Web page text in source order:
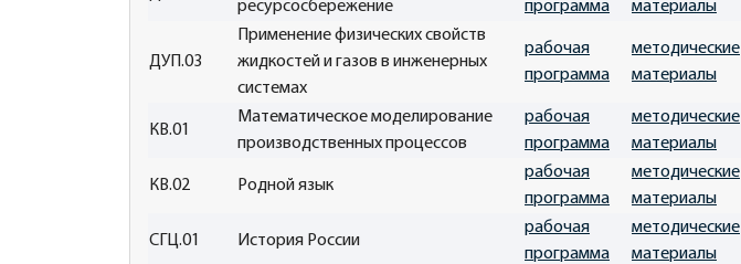
ресурсосбережение
программа
материалы
ДУП.03
Применение физических свойств
жидкостей и газов в инженерных
системах
рабочая
программа
методические
материалы
КВ.01
Математическое моделирование
производственных процессов
рабочая
программа
методические
материалы
КВ.02 Родной язык
рабочая
программа
методические
материалы
СГЦ.01 История России
рабочая
программа
методические
материалы